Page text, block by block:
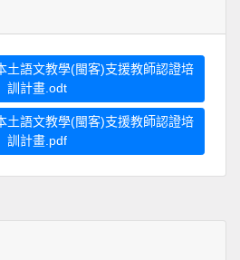
土語文教學(閩客)支援教師認證培
訓計畫.odt
土語文教學(閩客)支援教師認證培
訓計畫.pdf